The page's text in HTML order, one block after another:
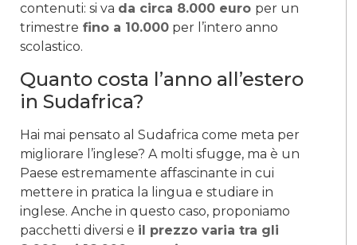
contenuti: si va da circa 8.000 euro per un
trimestre fino a 10.000 per l’intero anno
scolastico.
Quanto costa l’anno all’estero
in Sudafrica?
Hai mai pensato al Sudafrica come meta per
migliorare l’inglese? A molti sfugge, ma è un
Paese estremamente affascinante in cui
mettere in pratica la lingua e studiare in
inglese. Anche in questo caso, proponiamo
pacchetti diversi e il prezzo varia tra gli